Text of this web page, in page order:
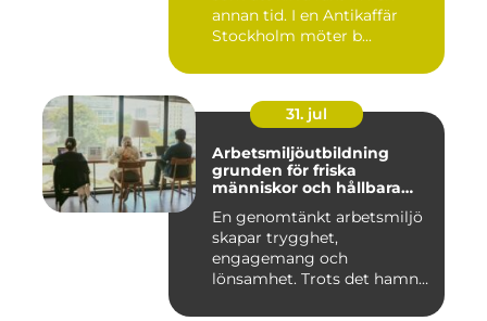
annan tid. I en Antikaffär
Stockholm möter b...
31. jul
Arbetsmiljöutbildning
grunden för friska
människor och hållbara
En genomtänkt arbetsmiljö
skapar trygghet,
engagemang och
lönsamhet. Trots det hamnar